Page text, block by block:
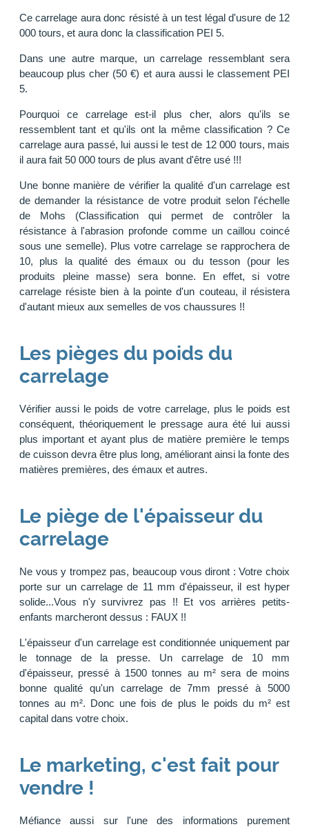
Ce carrelage aura donc résisté à un test légal d'usure de 12
000 tours, et aura donc la classification PEI 5.
Dans une autre marque, un carrelage ressemblant sera
beaucoup plus cher (50 €) et aura aussi le classement PEI
5.
Pourquoi ce carrelage est-il plus cher, alors qu'ils se
ressemblent tant et qu'ils ont la même classification ? Ce
carrelage aura passé, lui aussi le test de 12 000 tours, mais
il aura fait 50 000 tours de plus avant d'être usé !!!
Une bonne manière de vérifier la qualité d'un carrelage est
de demander la résistance de votre produit selon l'échelle
de Mohs (Classification qui permet de contrôler la
résistance à l'abrasion profonde comme un caillou coincé
sous une semelle). Plus votre carrelage se rapprochera de
10, plus la qualité des émaux ou du tesson (pour les
produits pleine masse) sera bonne. En effet, si votre
carrelage résiste bien à la pointe d'un couteau, il résistera
d'autant mieux aux semelles de vos chaussures !!
Les pièges du poids du
carrelage
Vérifier aussi le poids de votre carrelage, plus le poids est
conséquent, théoriquement le pressage aura été lui aussi
plus important et ayant plus de matière première le temps
de cuisson devra être plus long, améliorant ainsi la fonte des
matières premières, des émaux et autres.
Le piège de l'épaisseur du
carrelage
Ne vous y trompez pas, beaucoup vous diront : Votre choix
porte sur un carrelage de 11 mm d'épaisseur, il est hyper
solide...Vous n'y survivrez pas !! Et vos arrières petits-
enfants marcheront dessus : FAUX !!
L'épaisseur d'un carrelage est conditionnée uniquement par
le tonnage de la presse. Un carrelage de 10 mm
d'épaisseur, pressé à 1500 tonnes au m² sera de moins
bonne qualité qu'un carrelage de 7mm pressé à 5000
tonnes au m². Donc une fois de plus le poids du m² est
capital dans votre choix.
Le marketing, c'est fait pour
vendre !
Méfiance aussi sur l'une des informations purement